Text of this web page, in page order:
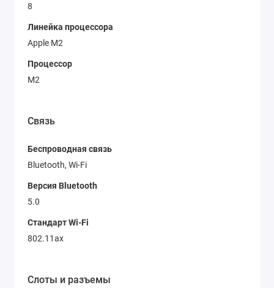
8
Линейка процессора
Apple M2
Процессор
M2
Связь
Беспроводная связь
Bluetooth, Wi-Fi
Версия Bluetooth
5.0
Стандарт Wi-Fi
802.11ax
Слоты и разъемы